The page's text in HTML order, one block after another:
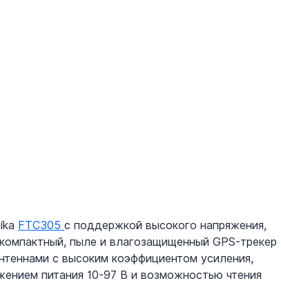
FTC305 с поддержкой высокого напряжения,
пыле и влагозащищенный GPS-трекер
с высоким коэффициентом усиления,
питания 10-97 В и возможностью чтения